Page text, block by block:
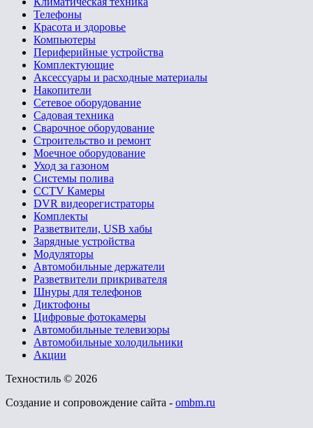
Телефоны
Красота и здоровье
Компьютеры
Периферийные устройства
Комплектующие
Аксессуары и расходные материалы
Накопители
Сетевое оборудование
Садовая техника
Сварочное оборудование
Строительство и ремонт
Моечное оборудование
Уход за газоном
Системы полива
CCTV Камеры
DVR видеорегистраторы
Комплекты
Разветвители, USB хабы
Зарядные устройства
Модуляторы
Автомобильные держатели
Разветвители прикривателя
Шнуры для телефонов
Диктофоны
Цифровые фотокамеры
Автомобильные телевизоры
Автомобильные холодильники
Акции
Техностиль © 2026
Создание и сопровождение сайта - ombm.ru